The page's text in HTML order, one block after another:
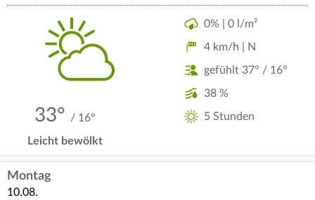
33° / 16°
Leicht bewölkt
0% | 0 l/m²
4 km/h | N
gefühlt 37° / 16°
38 %
5 Stunden
Montag
10.08.